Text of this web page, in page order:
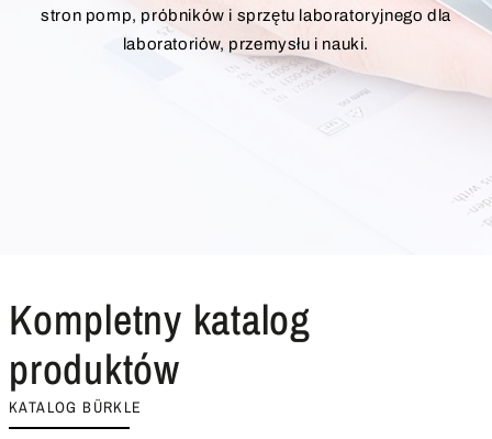
stron pomp, próbników i sprzętu laboratoryjnego dla
laboratoriów, przemysłu i nauki.
Kompletny katalog
produktów
KATALOG BÜRKLE